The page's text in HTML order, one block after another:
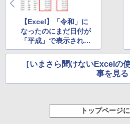
ンチディスプ
週間持続バッ
ク
￥22,980
Amazon
ージ、防水、7
イ、色調調節
売)
【Excel】「令和」に
なったのにまだ日付が
「平成」で表示され
る！エクセルの日付を
和暦から西暦に変換す
るテク
［いまさら聞けないExcelの
事を見る
トップページ